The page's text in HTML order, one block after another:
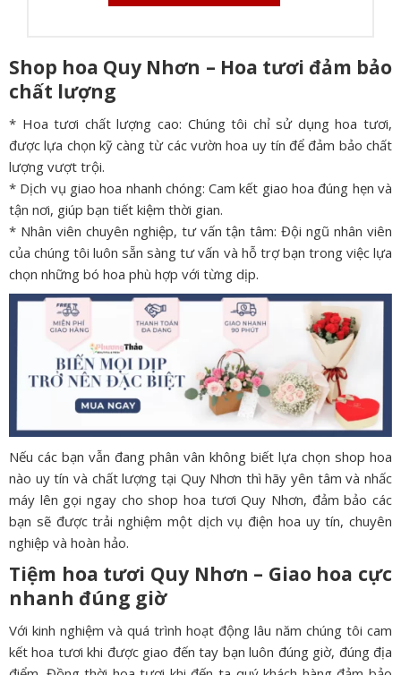
Shop hoa Quy Nhơn – Hoa tươi đảm bảo
chất lượng
* Hoa tươi chất lượng cao: Chúng tôi chỉ sử dụng hoa tươi,
được lựa chọn kỹ càng từ các vườn hoa uy tín để đảm bảo chất
lượng vượt trội.
* Dịch vụ giao hoa nhanh chóng: Cam kết giao hoa đúng hẹn và
tận nơi, giúp bạn tiết kiệm thời gian.
* Nhân viên chuyên nghiệp, tư vấn tận tâm: Đội ngũ nhân viên
của chúng tôi luôn sẵn sàng tư vấn và hỗ trợ bạn trong việc lựa
chọn những bó hoa phù hợp với từng dịp.
Nếu các bạn vẫn đang phân vân không biết lựa chọn shop hoa
nào uy tín và chất lượng tại Quy Nhơn thì hãy yên tâm và nhấc
máy lên gọi ngay cho shop hoa tươi Quy Nhơn, đảm bảo các
bạn sẽ được trải nghiệm một dịch vụ điện hoa uy tín, chuyên
nghiệp và hoàn hảo.
Tiệm hoa tươi Quy Nhơn – Giao hoa cực
nhanh đúng giờ
Với kinh nghiệm và quá trình hoạt động lâu năm chúng tôi cam
kết hoa tươi khi được giao đến tay bạn luôn đúng giờ, đúng địa